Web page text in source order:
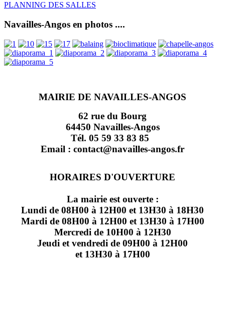
PLANNING DES SALLES
Navailles-Angos en photos ....
MAIRIE DE NAVAILLES-ANGOS
62 rue du Bourg
64450 Navailles-Angos
Tél. 05 59 33 83 85
Email : contact@navailles-angos.fr
HORAIRES D'OUVERTURE
La mairie est ouverte :
Lundi de 08H00 à 12H00 et 13H30 à 18H30
Mardi de 08H00 à 12H00 et 13H30 à 17H00
Mercredi de 10H00 à 12H30
Jeudi et vendredi de 09H00 à 12H00
et 13H30 à 17H00